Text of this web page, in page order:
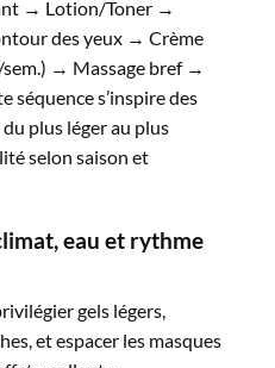
→ Lotion/Toner →
des yeux → Crème
→ Massage bref →
séquence s’inspire des
plus léger au plus
selon saison et
eau et rythme
gels légers,
et espacer les masques